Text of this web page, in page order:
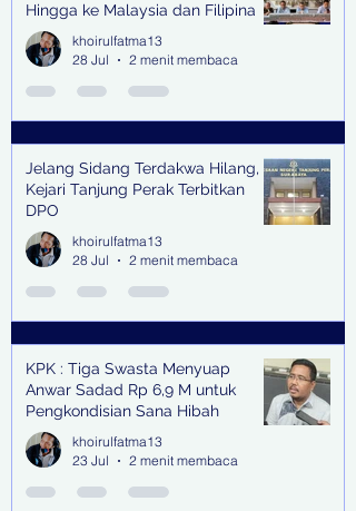
Hingga ke Malaysia dan Filipina
khoirulfatma13
28 Jul
2 menit membaca
Jelang Sidang Terdakwa Hilang,
Kejari Tanjung Perak Terbitkan
DPO
khoirulfatma13
28 Jul
2 menit membaca
KPK : Tiga Swasta Menyuap
Anwar Sadad Rp 6,9 M untuk
Pengkondisian Sana Hibah
khoirulfatma13
23 Jul
2 menit membaca